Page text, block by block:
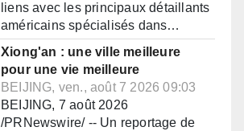
liens avec les principaux détaillants
américains spécialisés dans…
Xiong'an : une ville meilleure
pour une vie meilleure
BEIJING, ven., août 7 2026 09:03
BEIJING, 7 août 2026
/PRNewswire/ -- Un reportage de